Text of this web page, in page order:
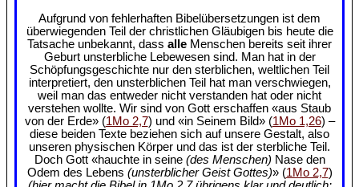
Aufgrund von fehlerhaften Bibelübersetzungen ist dem
überwiegenden Teil der christlichen Gläubigen bis heute die
Tatsache unbekannt, dass alle Menschen bereits seit ihrer
Geburt unsterbliche Lebewesen sind. Man hat in der
Schöpfungsgeschichte nur den sterblichen, weltlichen Teil
interpretiert, den unsterblichen Teil hat man verschwiegen,
weil man das entweder nicht verstanden hat oder nicht
verstehen wollte. Wir sind von Gott erschaffen «aus Staub
von der Erde» (1Mo 2,7) und «in Seinem Bild» (1Mo 1,26) –
diese beiden Texte beziehen sich auf unsere Gestalt, also
unseren physischen Körper und das ist der sterbliche Teil.
Doch Gott «hauchte in seine (des Menschen) Nase den
Odem des Lebens (unsterblicher Geist Gottes)» (1Mo 2,7)